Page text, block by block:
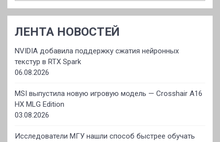
ЛЕНТА НОВОСТЕЙ
NVIDIA добавила поддержку сжатия нейронных
текстур в RTX Spark
06.08.2026
MSI выпустила новую игровую модель — Crosshair A16
HX MLG Edition
03.08.2026
Исследователи МГУ нашли способ быстрее обучать